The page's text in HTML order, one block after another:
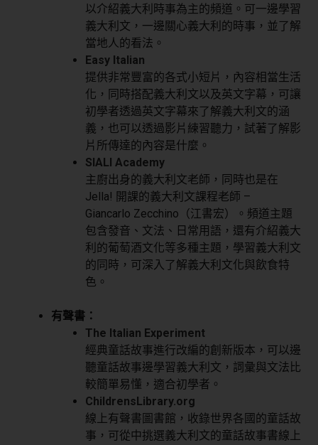
以介紹義大利時事為主的頻道。可一邊學習
義大利文，一邊關心義大利的時事，並了解
當地人的看法。
Easy Italian
提供非常豐富的各式小短片，內容相當生活
化，同時搭配義大利文以及英文字幕，可讓
初學者透過英文字幕來了解義大利文的涵
義，也可以透過影片練習聽力，試著了解影
片所傳達的內容是什麼。
SIALI Academy
主廚出身的義大利文老師，同時也是在
Jella! 開課的義大利文課程老師 –
Giancarlo Zecchino（江書宏）。頻道主題
包含發音、文法、日常用語，還有介紹義大
利的葡萄酒文化等多種主題，學習義大利文
的同時，可深入了解義大利文化與飲食特
色。
有聲書：
The Italian Experiment
經典童話故事進行改編的創新版本，可以邊
聽童話故事邊學習義大利文，詞彙與文法比
較簡單易懂，適合初學者。
ChildrensLibrary.org
線上有聲書圖書館，收錄世界各國的童話故
事，可從中挑選義大利文的童話故事書線上